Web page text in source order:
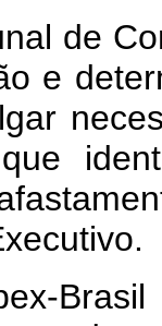
de
e